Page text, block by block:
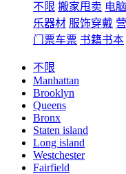
不限 搬家甩卖 电
乐器材 服饰穿戴
门票车票 书籍书本
不限
Manhattan
Brooklyn
Queens
Bronx
Staten island
Long island
Westchester
Fairfield